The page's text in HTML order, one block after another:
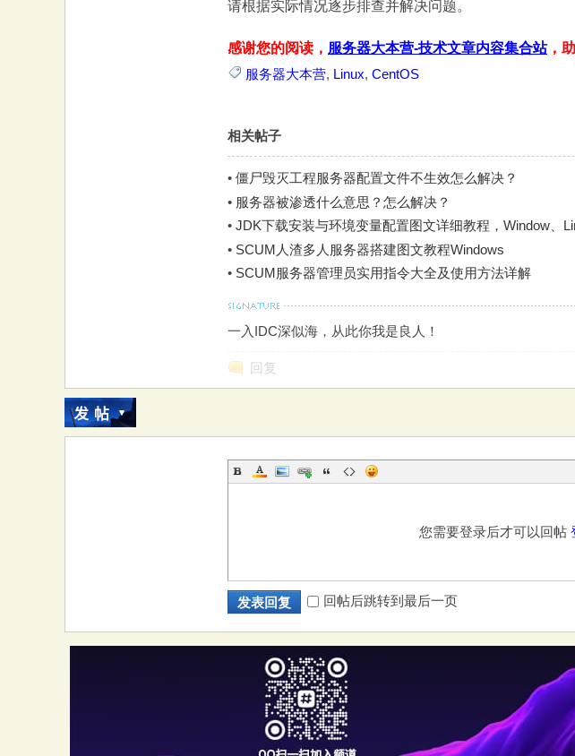
请根据实际情况逐步排查并解决问题。
感谢您的阅读， 服务器大本营-技术文章内容集合站，
服务器大本营, Linux, CentOS
相关帖子
• 僵尸毁灭工程服务器配置文件不生效怎么解决？
• 服务器被渗透什么意思？怎么解决？
• JDK下载安装与环境变量配置图文详细教程，Window、
• SCUM人渣多人服务器搭建图文教程Windows
• SCUM服务器管理员实用指令大全及使用方法详解
一入IDC深似海，从此你我是良人！
回复
您需要登录后才可以回帖
发表回复 回帖后跳转到最后一页